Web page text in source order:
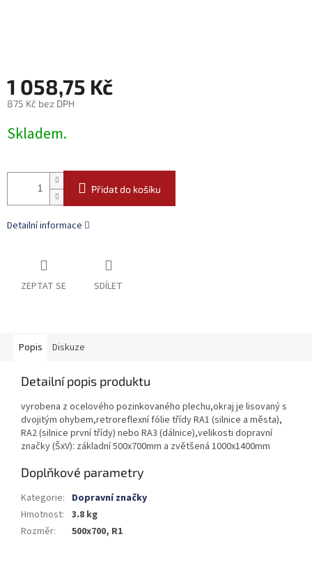
1 058,75 Kč
875 Kč bez DPH
cena:
Skladem.
Přidat do košíku
Detailní informace
ZEPTAT SE SDÍLET
Popis Diskuze
Detailní popis produktu
vyrobena z ocelového pozinkovaného plechu,okraj je lisovaný s
dvojitým ohybem,retroreflexní fólie třídy RA1 (silnice a města),
RA2 (silnice první třídy) nebo RA3 (dálnice),velikosti dopravní
značky (ŠxV): základní 500x700mm a zvětšená 1000x1400mm
Doplňkové parametry
Kategorie: Dopravní značky
Hmotnost: 3.8 kg
Rozměr: 500x700, R1